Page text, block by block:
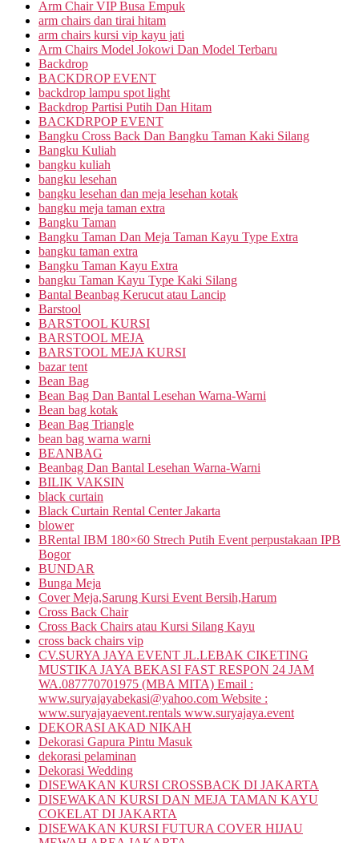
Arm Chair VIP Busa Empuk
arm chairs dan tirai hitam
arm chairs kursi vip kayu jati
Arm Chairs Model Jokowi Dan Model Terbaru
Backdrop
BACKDROP EVENT
backdrop lampu spot light
Backdrop Partisi Putih Dan Hitam
BACKDRPOP EVENT
Bangku Cross Back Dan Bangku Taman Kaki Silang
Bangku Kuliah
bangku kuliah
bangku lesehan
bangku lesehan dan meja lesehan kotak
bangku meja taman extra
Bangku Taman
Bangku Taman Dan Meja Taman Kayu Type Extra
bangku taman extra
Bangku Taman Kayu Extra
bangku Taman Kayu Type Kaki Silang
Bantal Beanbag Kerucut atau Lancip
Barstool
BARSTOOL KURSI
BARSTOOL MEJA
BARSTOOL MEJA KURSI
bazar tent
Bean Bag
Bean Bag Dan Bantal Lesehan Warna-Warni
Bean bag kotak
Bean Bag Triangle
bean bag warna warni
BEANBAG
Beanbag Dan Bantal Lesehan Warna-Warni
BILIK VAKSIN
black curtain
Black Curtain Rental Center Jakarta
blower
BRental IBM 180×60 Strech Putih Event perpustakaan IPB
Bogor
BUNDAR
Bunga Meja
Cover Meja,Sarung Kursi Event Bersih,Harum
Cross Back Chair
Cross Back Chairs atau Kursi Silang Kayu
cross back chairs vip
CV.SURYA JAYA EVENT JL.LEBAK CIKETING
MUSTIKA JAYA BEKASI FAST RESPON 24 JAM
WA.087770701975 (MBA MITA) Email :
www.suryajayabekasi@yahoo.com Website :
www.suryajayaevent.rentals www.suryajaya.event
DEKORASI AKAD NIKAH
Dekorasi Gapura Pintu Masuk
dekorasi pelaminan
Dekorasi Wedding
DISEWAKAN KURSI CROSSBACK DI JAKARTA
DISEWAKAN KURSI DAN MEJA TAMAN KAYU
COKELAT DI JAKARTA
DISEWAKAN KURSI FUTURA COVER HIJAU